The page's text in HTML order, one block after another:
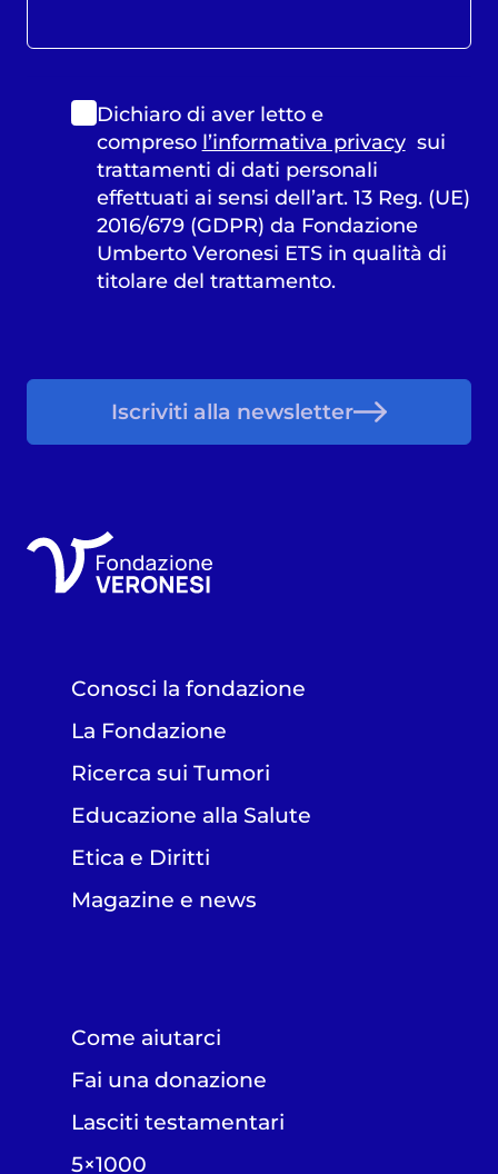
Dichiaro di aver letto e
compreso l’informativa privacysui
trattamenti di dati personali
effettuati ai sensi dell’art. 13 Reg. (UE)
2016/679 (GDPR) da Fondazione
Umberto Veronesi ETS in qualità di
titolare del trattamento.
Iscriviti alla newsletter
Conosci la fondazione
La Fondazione
Ricerca sui Tumori
Educazione alla Salute
Etica e Diritti
Magazine e news
Come aiutarci
Fai una donazione
Lasciti testamentari
5×1000